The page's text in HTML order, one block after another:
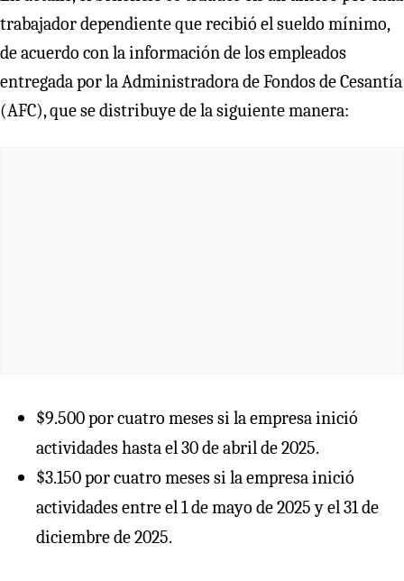
trabajador dependiente que recibió el sueldo mínimo,
de acuerdo con la información de los empleados
entregada por la Administradora de Fondos de Cesantía
(AFC), que se distribuye de la siguiente manera:
$9.500 por cuatro meses si la empresa inició
actividades hasta el 30 de abril de 2025.
$3.150 por cuatro meses si la empresa inició
actividades entre el 1 de mayo de 2025 y el 31 de
diciembre de 2025.